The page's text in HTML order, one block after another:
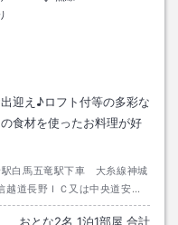
迎え♪ロフト付等の多彩な
食材を使ったお料理が好
白馬五竜駅下車 大糸線神城
道長野ＩＣ又は中央道安曇
おとな2名 1泊1部屋 合計